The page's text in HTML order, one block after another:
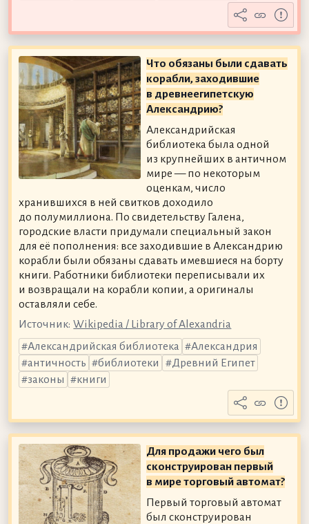
Что обязаны были сдавать
корабли, заходившие
в древнеегипетскую
Александрию?
Александрийская
библиотека была одной
из крупнейших в античном
мире — по некоторым
оценкам, число
хранившихся в ней свитков доходило
до полумиллиона. По свидетельству Галена,
городские власти придумали специальный закон
для её пополнения: все заходившие в Александрию
корабли были обязаны сдавать имевшиеся на борту
книги. Работники библиотеки переписывали их
и возвращали на корабли копии, а оригиналы
оставляли себе.
Источник: Wikipedia / Library of Alexandria
Александрийская библиотека
Александрия
античность
библиотеки
Древний Египет
законы
книги
Для продажи чего был
сконструирован первый
в мире торговый автомат?
Первый торговый автомат
был сконструирован